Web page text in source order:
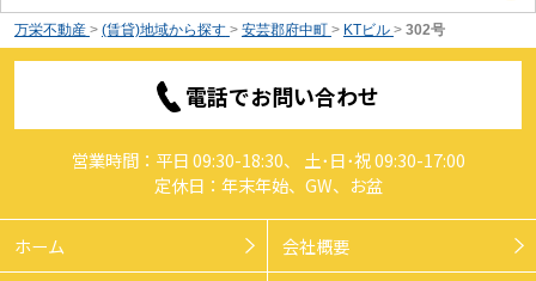
万栄不動産 > (賃貸)地域から探す > 安芸郡府中町 > KTビル > 302号
電話でお問い合わせ
営業時間：平日 09:30-18:30、 土･日･祝 09:30-17:00
定休日：年末年始、GW、お盆
ホーム 会社概要